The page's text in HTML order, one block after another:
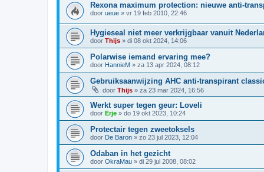
Rexona maximum protection‏: nieuwe
door ueue » vr 19 feb 2010, 22:46
Hygieseal niet meer verkrijgbaar vanuit
door Thijs » di 08 okt 2024, 14:06
Polarwise iemand ervaring mee?
door HannieM » za 13 apr 2024, 08:12
Gebruiksaanwijzing AHC anti-transpirant
door Thijs » za 23 mar 2024, 16:56
Werkt super tegen geur: Loveli
door Erje » do 19 okt 2023, 10:24
Protectair tegen zweetoksels
door De Baron » zo 23 jul 2023, 12:04
Odaban in het gezicht
door OkraMau » di 29 jul 2008, 08:02